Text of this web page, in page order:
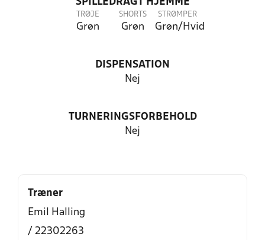
SPILLEDRAGT HJEMME
TRØJE
Grøn
SHORTS
Grøn
STRØMPER
Grøn/Hvid
DISPENSATION
Nej
TURNERINGSFORBEHOLD
Nej
Træner
Emil Halling
/ 22302263